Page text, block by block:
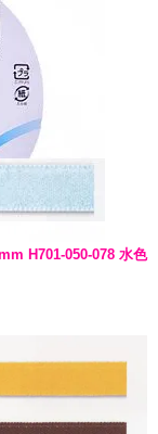
H701-050-078 水色